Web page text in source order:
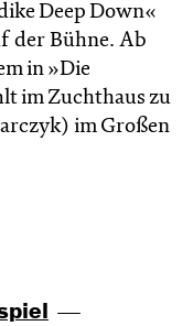
Deep Down«
der Bühne. Ab
in »Die
im Zucht­haus zu
im Großen